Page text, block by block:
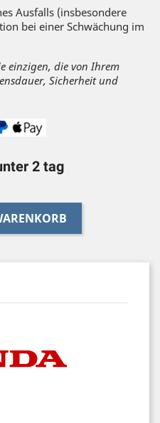
Ausfalls (insbesondere
bei einer Schwächung im
einzigen, die von Ihrem
Sicherheit und
2 tag